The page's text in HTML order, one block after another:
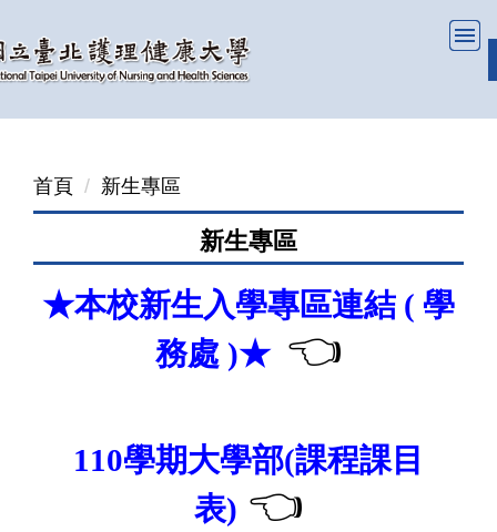
到
主
首頁 新生專區
新生專區
★本校新生入學專區連結 ( 學
務處 )★ 👈
110學期大學部(課程課目
表) 👈